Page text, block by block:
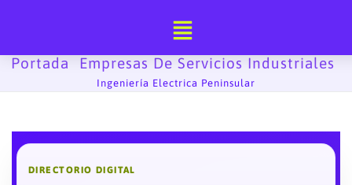
contenido
Portada Empresas De Servicios Industriales
Ingeniería Electrica Peninsular
DIRECTORIO DIGITAL